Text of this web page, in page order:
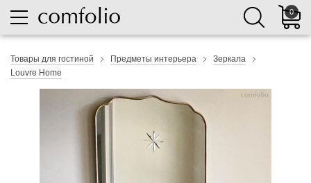
0
Товары для гостиной Предметы интерьера
Зеркала
Louvre Home